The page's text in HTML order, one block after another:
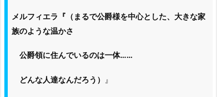
メルフィエラ『（まるで公爵様を中心とした、大きな家
族のような温かさ
公爵領に住んでいるのは一体……
どんな人達なんだろう） 』